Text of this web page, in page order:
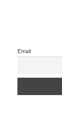
Email